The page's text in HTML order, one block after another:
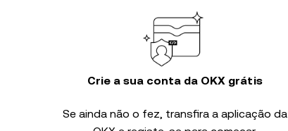
Crie a sua conta da OKX grátis
Se ainda não o fez, transfira a aplicação da